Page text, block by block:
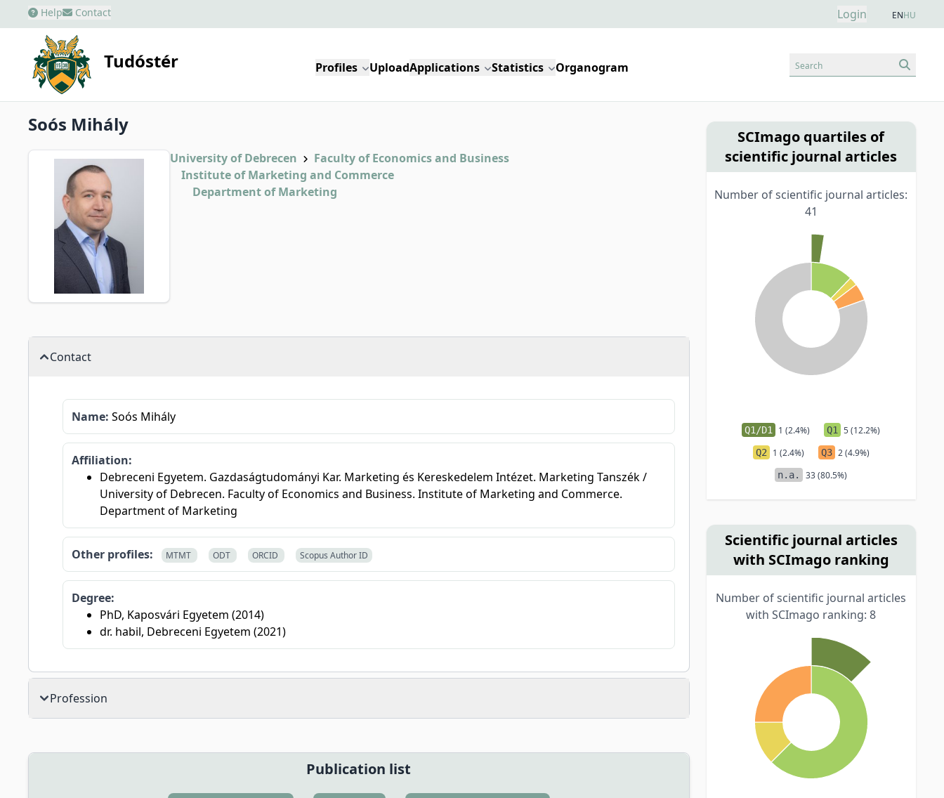
Help Contact Login ENHU
Tudóstér Profiles UploadApplications Statistics Organogram Search
Soós Mihály
University of Debrecen
Faculty of Economics and Business
Institute of Marketing and Commerce
Department of Marketing
Contact
Name: Soós Mihály
Affiliation:
Debreceni Egyetem. Gazdaságtudományi Kar. Marketing és Kereskedelem Intézet. Marketing Tanszék /
University of Debrecen. Faculty of Economics and Business. Institute of Marketing and Commerce.
Department of Marketing
Other profiles: MTMT ODT ORCID Scopus Author ID
Degree:
PhD, Kaposvári Egyetem (2014)
dr. habil, Debreceni Egyetem (2021)
Profession
Publication list
SCImago quartiles of
scientific journal articles
Number of scientific journal articles:
41
Q1/D1 1 (2.4%) Q1 5 (12.2%)
Q2 1 (2.4%) Q3 2 (4.9%)
n.a. 33 (80.5%)
Scientific journal articles
with SCImago ranking
Number of scientific journal articles
with SCImago ranking: 8